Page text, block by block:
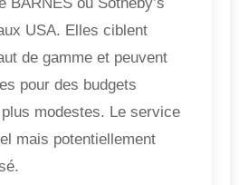
USA. Elles ciblent
de gamme et peuvent
pour des budgets
modestes. Le service
mais potentiellement